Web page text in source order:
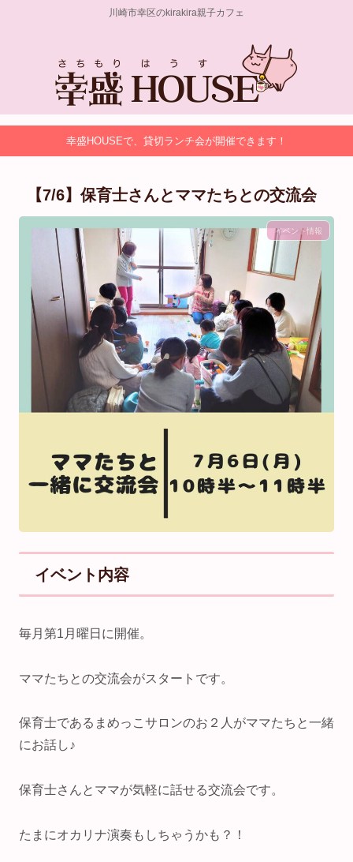
川崎市幸区のkirakira親子カフェ
幸盛HOUSEで、貸切ランチ会が開催できます！
【7/6】保育士さんとママたちとの交流会
イベント情報
イベント内容
毎月第1月曜日に開催。
ママたちとの交流会がスタートです。
保育士であるまめっこサロンのお２人がママたちと一緒
にお話し♪
保育士さんとママが気軽に話せる交流会です。
たまにオカリナ演奏もしちゃうかも？！